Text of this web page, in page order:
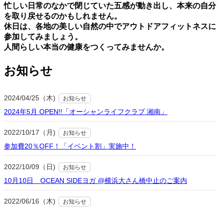
忙しい⽇常のなかで閉じていた五感が動き出し、本来の⾃分
を取り戻せるのかもしれません。
休⽇は、各地の美しい⾃然の中でアウトドアフィットネスに
参加してみましょう。
⼈間らしい本当の健康をつくってみませんか。
お知らせ
2024/04/25（木) お知らせ
2024年5月 OPEN!!「オーシャンライフクラブ 湘南」
2022/10/17（月) お知らせ
参加費20％OFF！「イベント割」実施中！
2022/10/09（日) お知らせ
10月10日 OCEAN SIDEヨガ @横浜大さん橋中止のご案内
2022/06/16（木) お知らせ